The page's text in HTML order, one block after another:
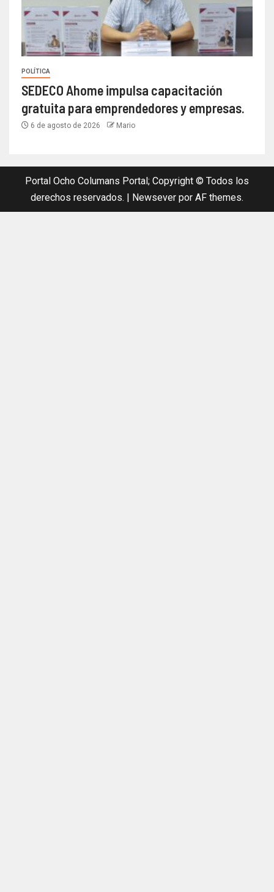
POLÍTICA
SEDECO Ahome impulsa capacitación
gratuita para emprendedores y empresas.
6 de agosto de 2026 Mario
Portal Ocho Columans Portal; Copyright © Todos los
derechos reservados. | Newsever por AF themes.